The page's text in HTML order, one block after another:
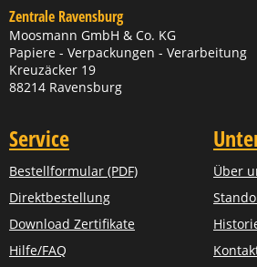
Zentrale Ravensburg
Moosmann GmbH & Co. KG
Papiere - Verpackungen - Verarbeitung
Kreuzäcker 19
88214 Ravensburg
Service
Bestellformular (PDF)
Direktbestellung
Download Zertifikate
Hilfe/FAQ
Über